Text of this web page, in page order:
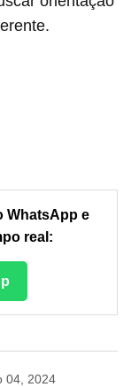
WhatsApp e
real:
04, 2024